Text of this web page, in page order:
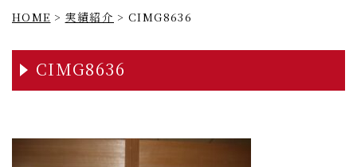
HOME > 実績紹介 >CIMG8636
CIMG8636